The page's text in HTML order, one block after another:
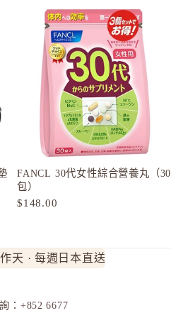
FANCL 30代女性綜合營養丸（30
包）
$148.00
天 · 每週日本直送
： +852 6677